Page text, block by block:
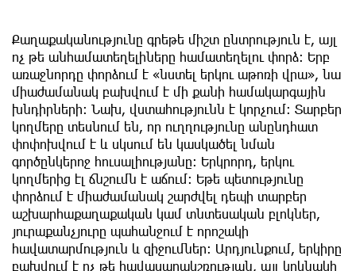
Քաղաքականությունը գրեթե միշտ ընտրություն է, այլ
ոչ թե անհամատեղելիները համատեղելու փորձ։ Երբ
առաջնորդը փորձում է «նստել երկու աթոռի վրա», նա
միաժամանակ բախվում է մի քանի համակարգային
խնդիրների։ Նախ, վստահությունն է կորչում։ Տարբեր
կողմերը տեսնում են, որ ուղղությունը անընդհատ
փոփոխվում է և սկսում են կասկածել նման
գործընկերոջ հուսալիությանը։ Երկրորդ, երկու
կողմերից էլ ճնշումն է աճում։ Եթե պետությունը
փորձում է միաժամանակ շարժվել դեպի տարբեր
աշխարհաքաղաքական կամ տնտեսական բլոկներ,
յուրաքանչյուրը պահանջում է որոշակի
հավատարմություն և զիջումներ։ Արդյունքում, երկիրը
բախվում է ոչ թե հավասարակշռության, այլ կրկնակի